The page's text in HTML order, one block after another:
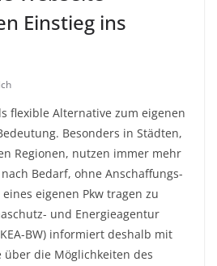
Einstieg ins
flexible Alternative zum eigenen
Besonders in Städten,
Regionen, nutzen immer mehr
Bedarf, ohne Anschaffungs-
eigenen Pkw tragen zu
und Energieagentur
BW) informiert deshalb mit
die Möglichkeiten des